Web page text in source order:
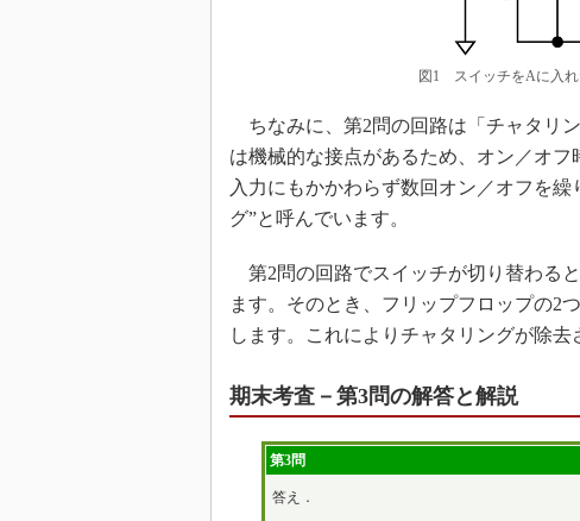
図1 スイッチをAに入れ
ちなみに、第2問の回路は「チャタリ
は機械的な接点があるため、オン／オ
入力にもかかわらず数回オン／オフを
グ”と呼んでいます。
第2問の回路でスイッチが切り替わる
ます。そのとき、フリップフロップの2
します。これによりチャタリングが除去
期末考査－第3問の解答と解説
第3問
答え．